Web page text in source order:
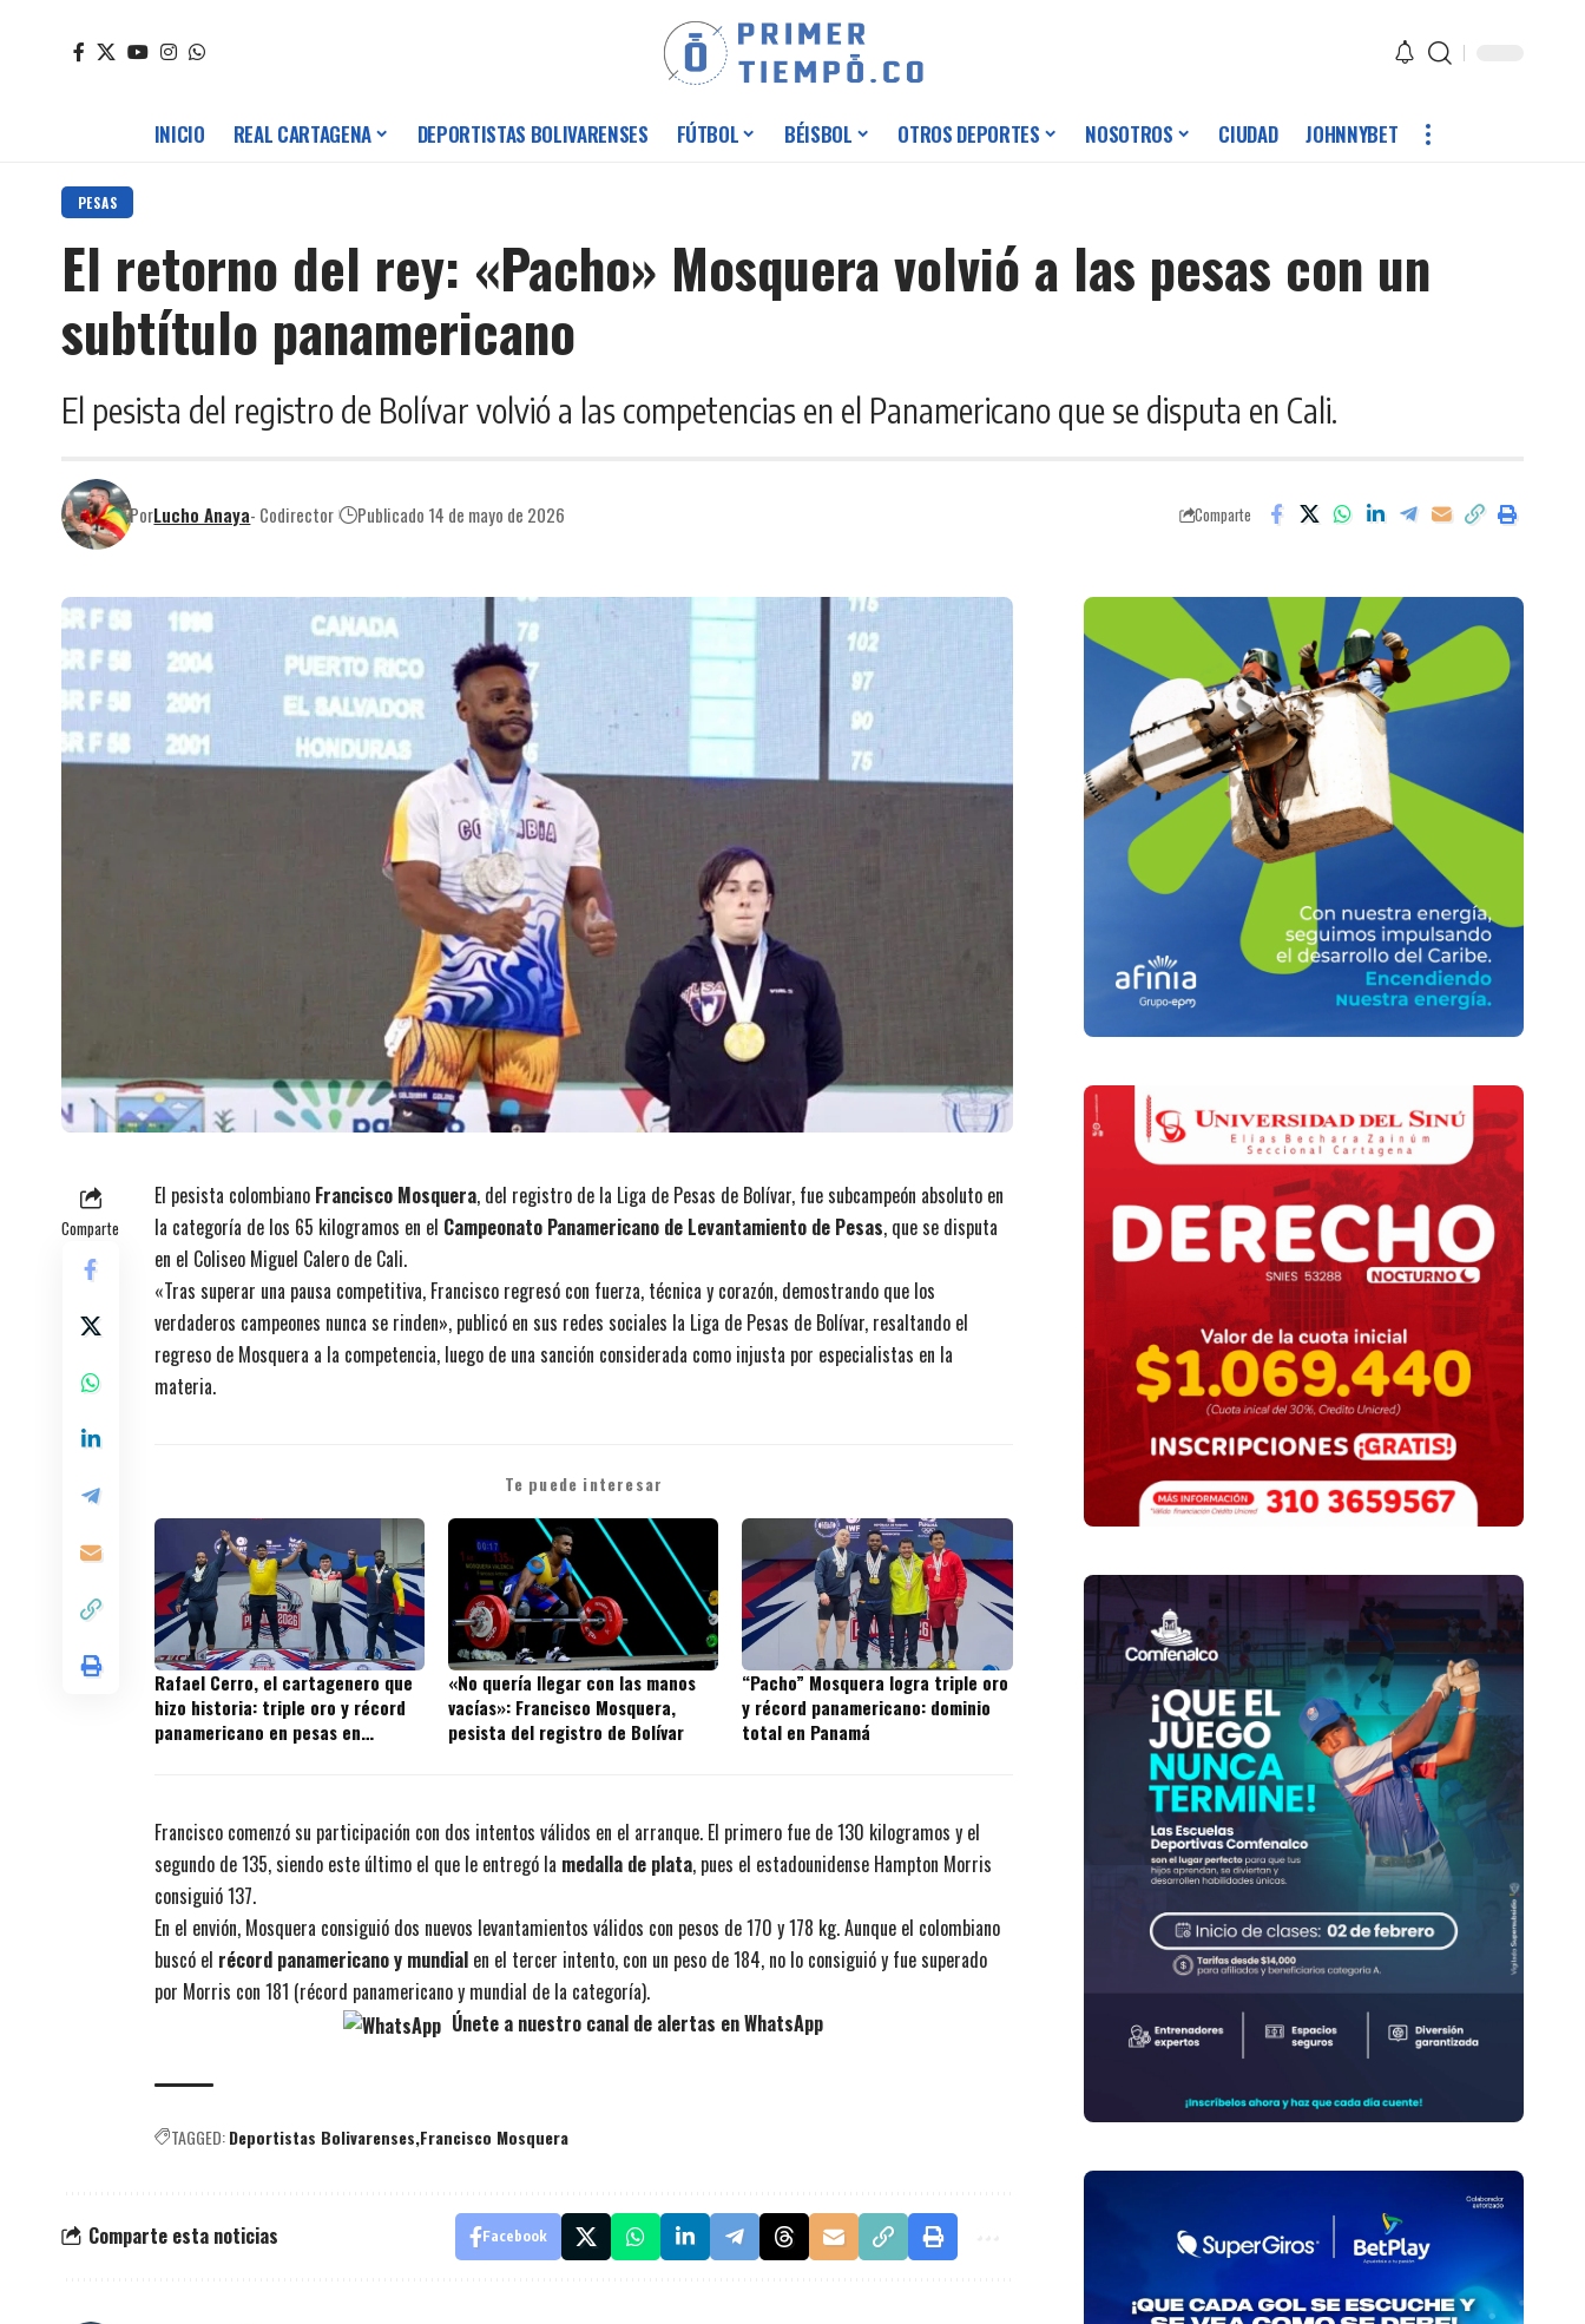
INICIO REAL CARTAGENA DEPORTISTAS BOLIVARENSES FÚTBOL BÉISBOL OTROS DEPORTES NOSOTROS CIUDAD JOHNNYBET
PESAS
El retorno del rey: «Pacho» Mosquera volvió a las pesas con un
subtítulo panamericano
El pesista del registro de Bolívar volvió a las competencias en el Panamericano que se disputa en Cali.
PorLucho Anaya- Codirector Publicado 14 de mayo de 2026 Comparte
Comparte
El pesista colombiano Francisco Mosquera, del registro de la Liga de Pesas de Bolívar, fue subcampeón absoluto en
la categoría de los 65 kilogramos en el Campeonato Panamericano de Levantamiento de Pesas, que se disputa
en el Coliseo Miguel Calero de Cali.
«Tras superar una pausa competitiva, Francisco regresó con fuerza, técnica y corazón, demostrando que los
verdaderos campeones nunca se rinden», publicó en sus redes sociales la Liga de Pesas de Bolívar, resaltando el
regreso de Mosquera a la competencia, luego de una sanción considerada como injusta por especialistas en la
materia.
Te puede interesar
Rafael Cerro, el cartagenero que
hizo historia: triple oro y récord
panamericano en pesas en
«No quería llegar con las manos
vacías»: Francisco Mosquera,
pesista del registro de Bolívar
“Pacho” Mosquera logra triple oro
y récord panamericano: dominio
total en Panamá
Francisco comenzó su participación con dos intentos válidos en el arranque. El primero fue de 130 kilogramos y el
segundo de 135, siendo este último el que le entregó la medalla de plata, pues el estadounidense Hampton Morris
consiguió 137.
En el envión, Mosquera consiguió dos nuevos levantamientos válidos con pesos de 170 y 178 kg. Aunque el colombiano
buscó el récord panamericano y mundial en el tercer intento, con un peso de 184, no lo consiguió y fue superado
por Morris con 181 (récord panamericano y mundial de la categoría).
Únete a nuestro canal de alertas en WhatsApp
TAGGED:Deportistas Bolivarenses Francisco Mosquera
Comparte esta noticias Facebook